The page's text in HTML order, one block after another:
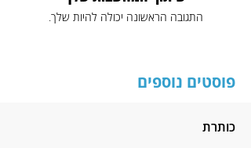
התגובה הראשונה יכולה להיות שלך.
פוסטים נוספים
כותרת